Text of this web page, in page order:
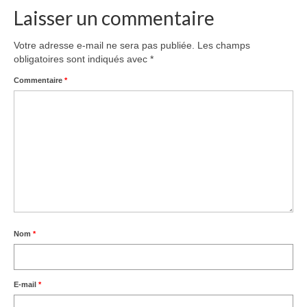
Laisser un commentaire
Votre adresse e-mail ne sera pas publiée.
Les champs
obligatoires sont indiqués avec *
Commentaire *
Nom *
E-mail *